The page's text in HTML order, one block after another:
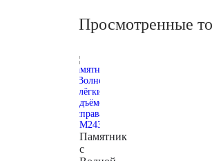
Просмотренные
Памятник
с